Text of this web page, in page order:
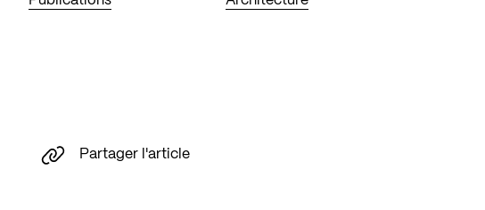
Partager l'article